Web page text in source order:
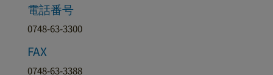
電話番号
0748-63-3300
FAX
0748-63-3388